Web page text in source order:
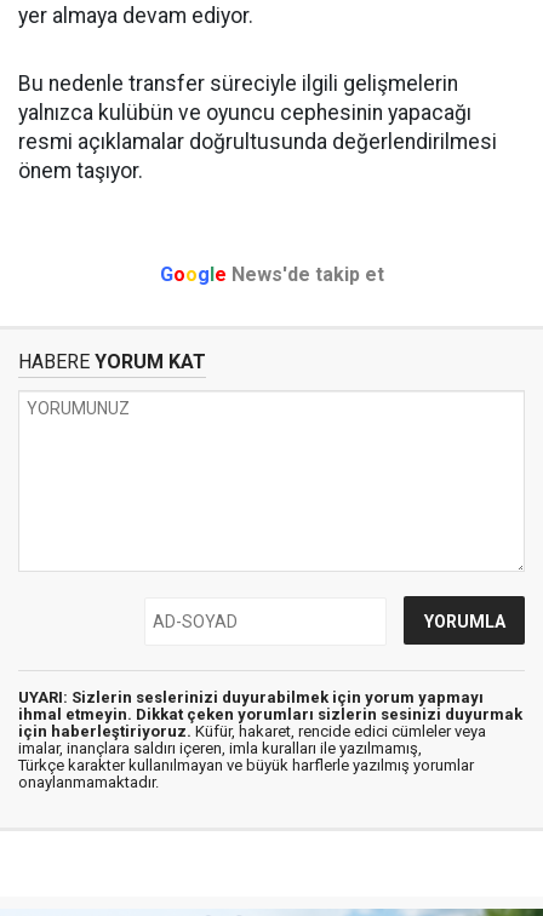
yer almaya devam ediyor.
Bu nedenle transfer süreciyle ilgili gelişmelerin
yalnızca kulübün ve oyuncu cephesinin yapacağı
resmi açıklamalar doğrultusunda değerlendirilmesi
önem taşıyor.
Google News'de takip et
HABERE YORUM KAT
UYARI: Sizlerin seslerinizi duyurabilmek için yorum yapmayı
ihmal etmeyin. Dikkat çeken yorumları sizlerin sesinizi duyurmak
için haberleştiriyoruz. Küfür, hakaret, rencide edici cümleler veya
imalar, inançlara saldırı içeren, imla kuralları ile yazılmamış,
Türkçe karakter kullanılmayan ve büyük harflerle yazılmış yorumlar
onaylanmamaktadır.